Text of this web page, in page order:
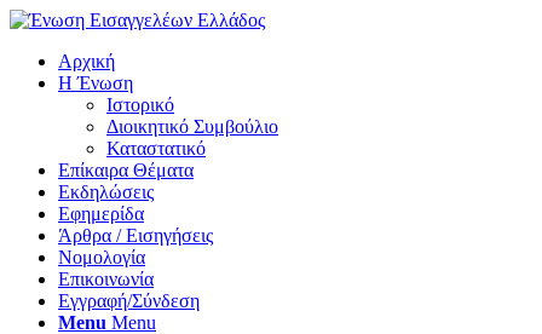
Αρχική
Η Ένωση
Ιστορικό
Διοικητικό Συμβούλιο
Καταστατικό
Επίκαιρα Θέματα
Εκδηλώσεις
Εφημερίδα
Άρθρα / Εισηγήσεις
Νομολογία
Επικοινωνία
Εγγραφή/Σύνδεση
Menu Menu